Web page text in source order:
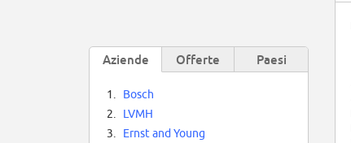
Aziende Offerte Paesi
1.
Bosch
2.
LVMH
3.
Ernst and Young